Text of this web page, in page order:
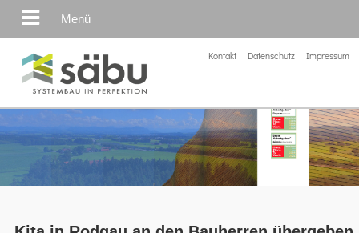
Kontakt Datenschutz Impressum
Menü